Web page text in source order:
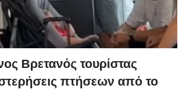
Βρετανός τουρίστας
πτήσεων από το